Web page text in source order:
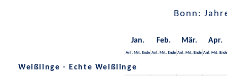
Bonn:
Jan. Feb. Mär. Apr.
Anf. Mit. Ende Anf. Mit. Ende Anf. Mit. Ende Anf. Mit. Ende
Weißlinge - Echte Weißlinge